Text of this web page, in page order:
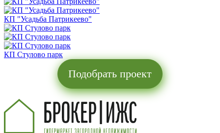
КП "Усадьба Патрикеево"
КП Стулово парк
Подобрать проект